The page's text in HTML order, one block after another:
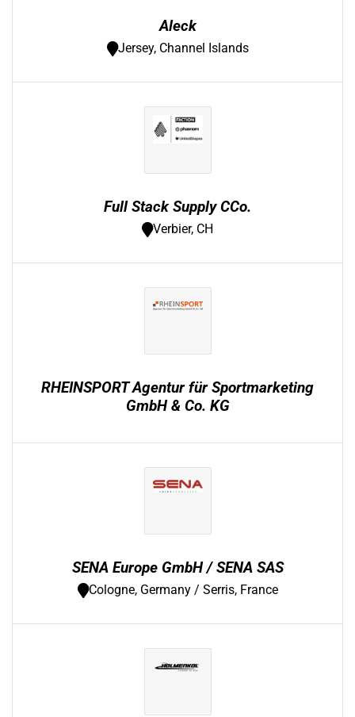
Aleck
Jersey, Channel Islands
Full Stack Supply CCo.
Verbier, CH
RHEINSPORT Agentur für Sportmarketing
GmbH & Co. KG
SENA Europe GmbH / SENA SAS
Cologne, Germany / Serris, France